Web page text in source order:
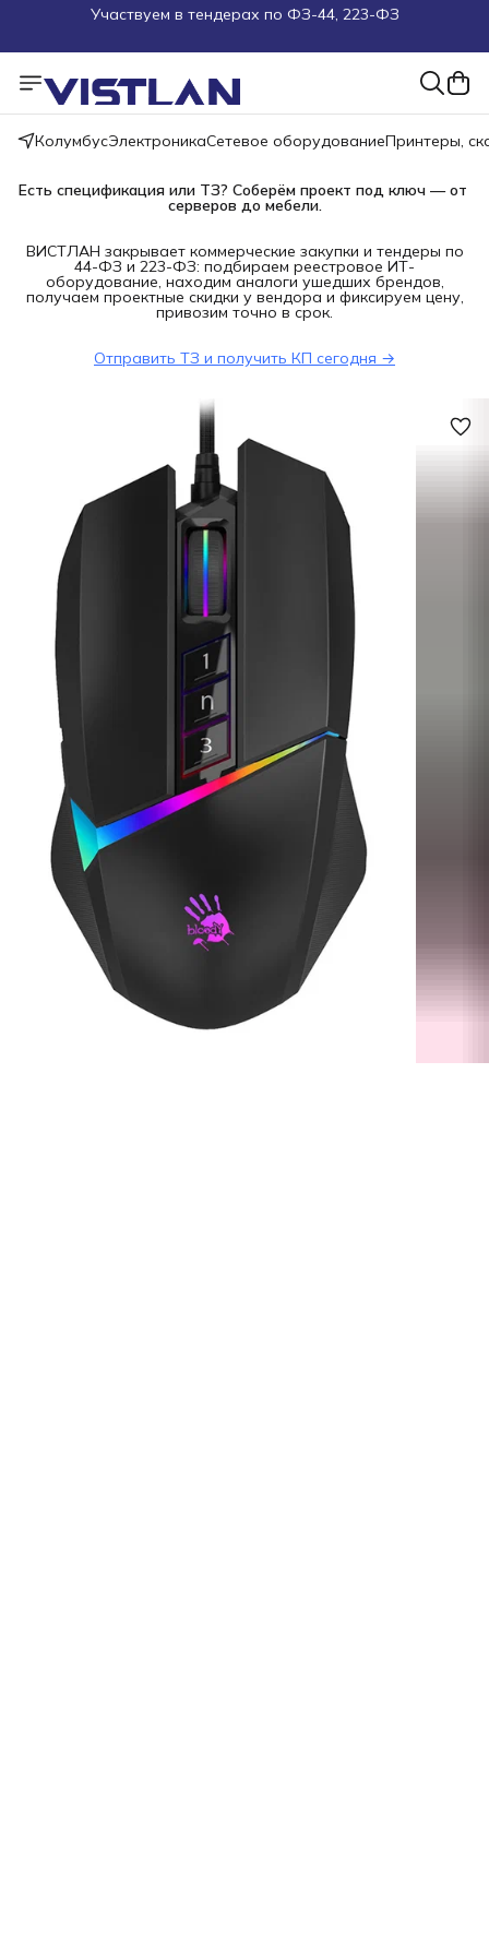
Поможем подобрать оборудование под ТЗ
Пуско-наладочные работы
Пришлите запрос на e-mail или в чат
Более 100 000 позиций в наличии и под заказ
КолумбусЭлектроникаСетевое оборудованиеПринтеры,
Есть спецификация или ТЗ? Соберём проект под ключ — от
серверов до мебели.
ВИСТЛАН закрывает коммерческие закупки и тендеры по
44-ФЗ и 223-ФЗ: подбираем реестровое ИТ-
оборудование, находим аналоги ушедших брендов,
получаем проектные скидки у вендора и фиксируем цену,
привозим точно в срок.
Отправить ТЗ и получить КП сегодня →